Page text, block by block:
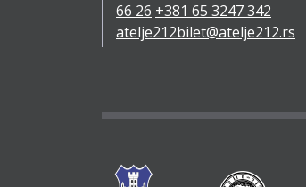
66 26 +381 65 3247 342
atelje212bilet@atelje212.rs